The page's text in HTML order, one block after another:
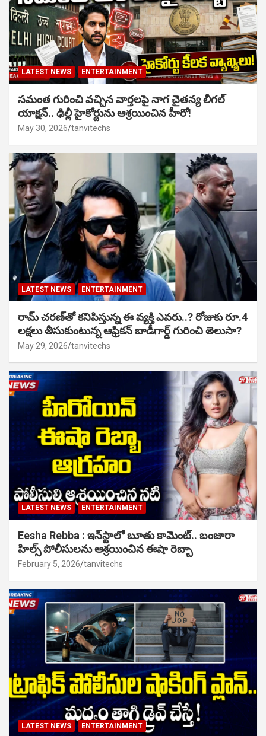
LATEST NEWS ENTERTAINMENT
సమంత గురించి వచ్చిన వార్తలపై నాగ చైతన్య లీగల్
యాక్షన్.. ఢిల్లీ హైకోర్టును ఆశ్రయించిన హీరో!
May 30, 2026 tanvitechs
LATEST NEWS ENTERTAINMENT
రామ్ చరణ్‌తో కనిపిస్తున్న ఈ వ్యక్తి ఎవరు..? రోజుకు రూ.4
లక్షలు తీసుకుంటున్న ఆఫ్రికన్ బాడీగార్డ్ గురించి తెలుసా?
May 29, 2026 tanvitechs
LATEST NEWS ENTERTAINMENT
Eesha Rebba : ఇన్‌స్టాలో బూతు కామెంట్.. బంజారా
హిల్స్ పోలీసులను ఆశ్రయించిన ఈషా రెబ్బా
February 5, 2026 tanvitechs
LATEST NEWS ENTERTAINMENT